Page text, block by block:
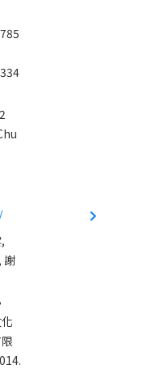
謝
navigate_next